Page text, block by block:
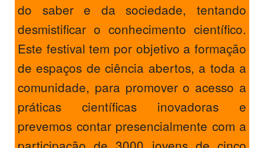
do saber e da sociedade, tentando
desmistificar o conhecimento científico.
Este festival tem por objetivo a formação
de espaços de ciência abertos, a toda a
comunidade, para promover o acesso a
práticas científicas inovadoras e
prevemos contar presencialmente com a